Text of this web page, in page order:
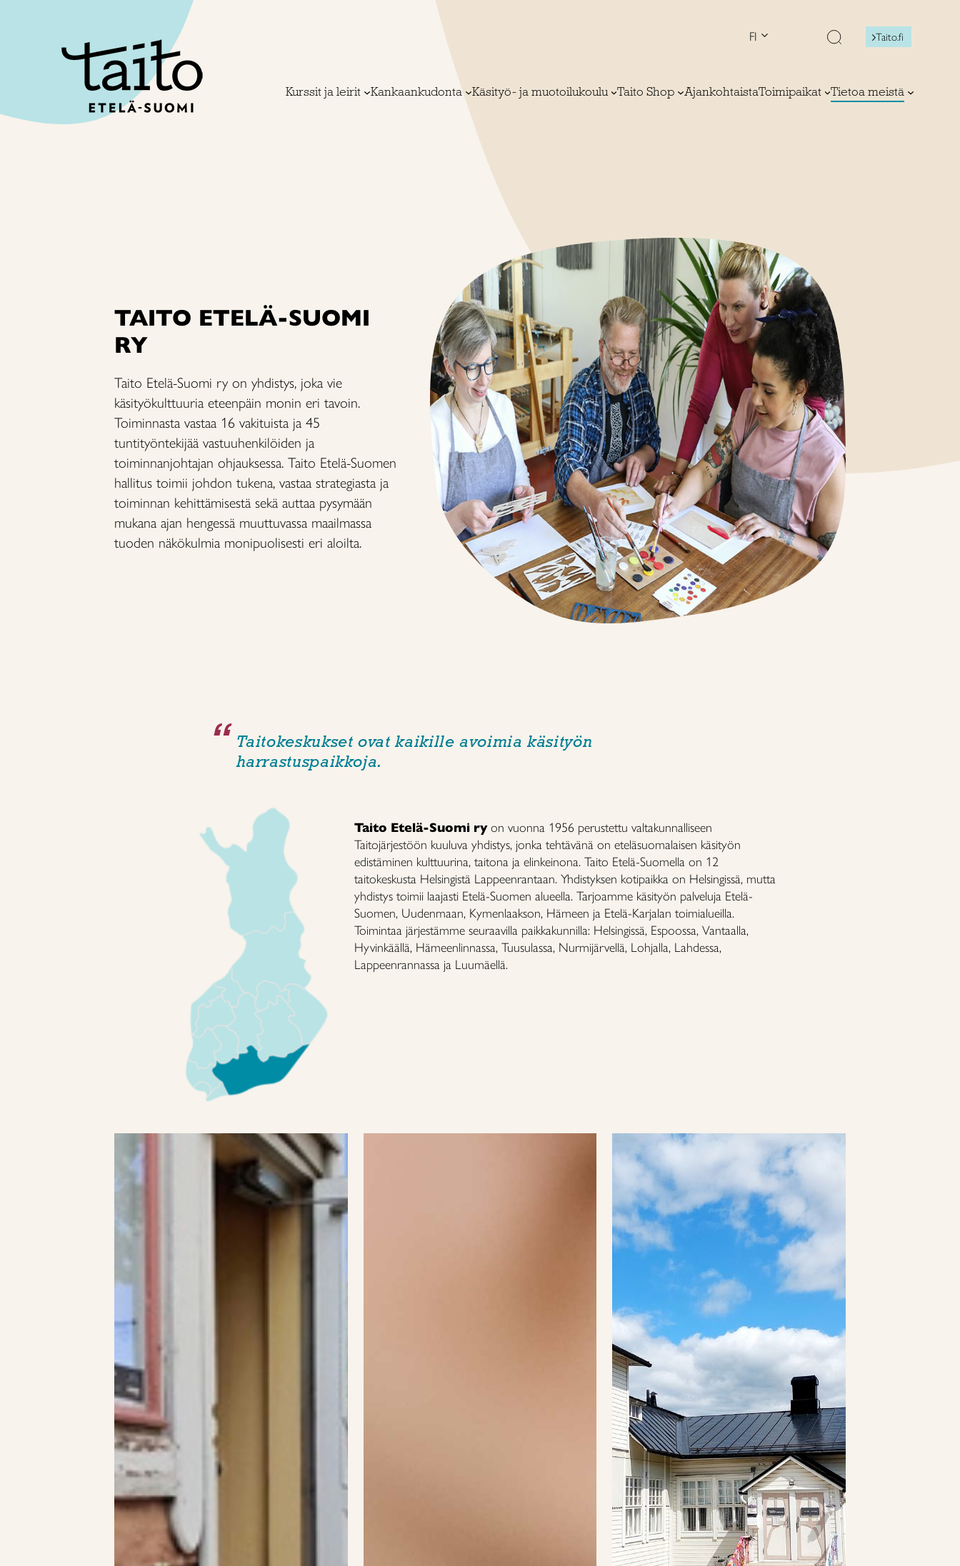
FI Taito.fi
Kurssit ja leirit Kankaankudonta Käsityö- ja muotoilukoulu Taito Shop AjankohtaistaToimipaikat Tietoa meistä
TAITO ETELÄ-SUOMI
RY
Taito Etelä-Suomi ry on yhdistys, joka vie
käsityökulttuuria eteenpäin monin eri tavoin.
Toiminnasta vastaa 16 vakituista ja 45
tuntityöntekijää vastuuhenkilöiden ja
toiminnanjohtajan ohjauksessa. Taito Etelä-Suomen
hallitus toimii johdon tukena, vastaa strategiasta ja
toiminnan kehittämisestä sekä auttaa pysymään
mukana ajan hengessä muuttuvassa maailmassa
tuoden näkökulmia monipuolisesti eri aloilta.
Taitokeskukset ovat kaikille avoimia käsityön
harrastuspaikkoja.
Taito Etelä-Suomi ryon vuonna 1956 perustettu valtakunnalliseen
Taitojärjestöön kuuluva yhdistys, jonka tehtävänä on eteläsuomalaisen käsityön
edistäminen kulttuurina, taitona ja elinkeinona. Taito Etelä-Suomella on 12
taitokeskusta Helsingistä Lappeenrantaan. Yhdistyksen kotipaikka on Helsingissä, mutta
yhdistys toimii laajasti Etelä-Suomen alueella. Tarjoamme käsityön palveluja Etelä-
Suomen, Uudenmaan, Kymenlaakson, Hämeen ja Etelä-Karjalan toimialueilla.
Toimintaa järjestämme seuraavilla paikkakunnilla: Helsingissä, Espoossa, Vantaalla,
Hyvinkäällä, Hämeenlinnassa, Tuusulassa, Nurmijärvellä, Lohjalla, Lahdessa,
Lappeenrannassa ja Luumäellä.